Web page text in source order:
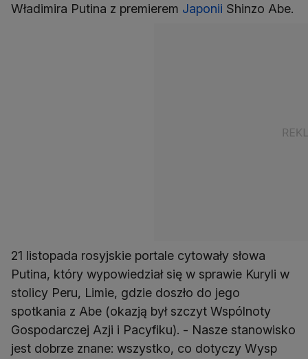
Władimira Putina z premierem Japonii Shinzo Abe.
21 listopada rosyjskie portale cytowały słowa
Putina, który wypowiedział się w sprawie Kuryli w
stolicy Peru, Limie, gdzie doszło do jego
spotkania z Abe (okazją był szczyt Wspólnoty
Gospodarczej Azji i Pacyfiku). - Nasze stanowisko
jest dobrze znane: wszystko, co dotyczy Wysp